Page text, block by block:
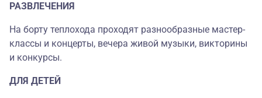
РАЗВЛЕЧЕНИЯ
На борту теплохода проходят разнообразные мастер-
классы и концерты, вечера живой музыки, викторины
и конкурсы.
ДЛЯ ДЕТЕЙ